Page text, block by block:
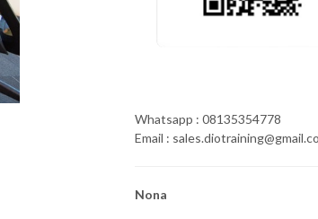
Whatsapp : 08135354778
Email :
Nona